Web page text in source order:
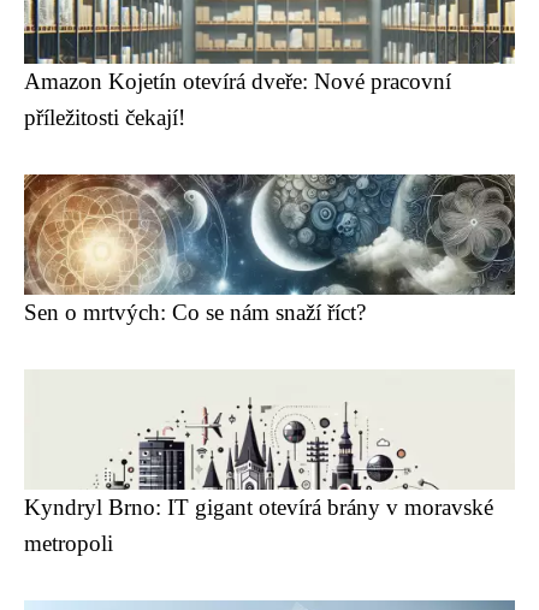
Amazon Kojetín otevírá dveře: Nové pracovní
příležitosti čekají!
Sen o mrtvých: Co se nám snaží říct?
Kyndryl Brno: IT gigant otevírá brány v moravské
metropoli